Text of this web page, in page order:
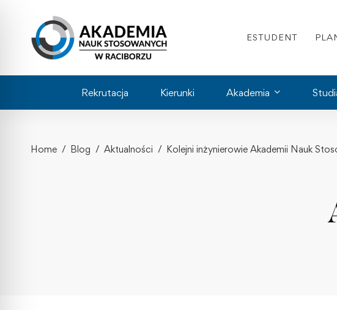
ESTUDENT
Rekrutacja Kierunki Akademia
Home Blog Aktualności Kolejni inżynierowie Akademii Nauk